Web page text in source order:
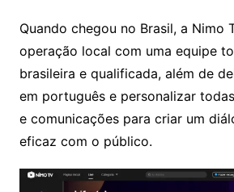
Quando chegou no Brasil, a Nimo
operação local com uma equipe
brasileira e qualificada, além de
em português e personalizar
e comunicações para criar um
eficaz com o público.